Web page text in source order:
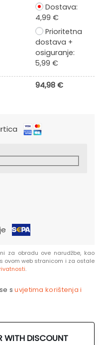
Dostava:
4,99 €
Prioritetna
dostava +
osiguranje:
5,99 €
94,98 €
za obradu ove narudžbe, kao
ovom web stranicom i za ostale
.
suvjetima korištenja i
WITH DISCOUNT